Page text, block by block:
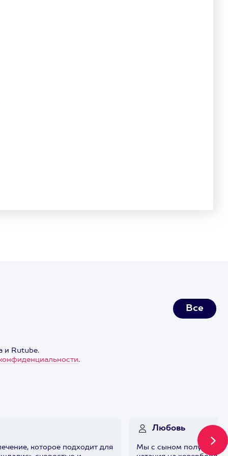
Все
и Rutube.
.
которое подходит для
Любовь
Мы с сыном получили